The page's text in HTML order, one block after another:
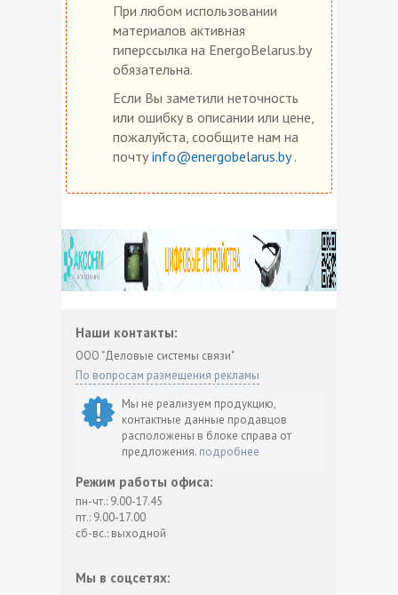
При любом использовании
материалов активная
гиперссылка на EnergoBelarus.by
обязательна.
Если Вы заметили неточность
или ошибку в описании или цене,
пожалуйста, сообщите нам на
почту info@energobelarus.by.
Наши контакты:
ООО "Деловые системы связи"
По вопросам размещения рекламы
Мы не реализуем продукцию,
контактные данные продавцов
расположены в блоке справа от
предложения. подробнее
Режим работы офиса:
пн-чт.: 9.00-17.45
пт.: 9.00-17.00
сб-вс.: выходной
Мы в соцсетях: